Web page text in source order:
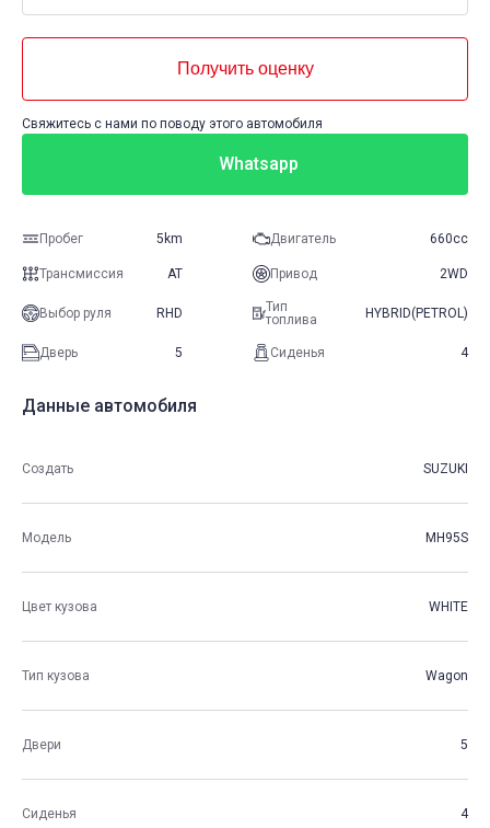
Получить оценку
Свяжитесь с нами по поводу этого автомобиля
Whatsapp
Пробег 5km Двигатель 660cc
Трансмиссия AT Привод 2WD
Выбор руля RHD
Тип
топлива
HYBRID(PETROL)
Дверь 5 Сиденья 4
Данные автомобиля
Создать SUZUKI
Модель MH95S
Цвет кузова WHITE
Тип кузова Wagon
Двери 5
Сиденья 4